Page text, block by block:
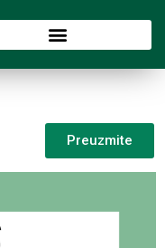
Preuzmite